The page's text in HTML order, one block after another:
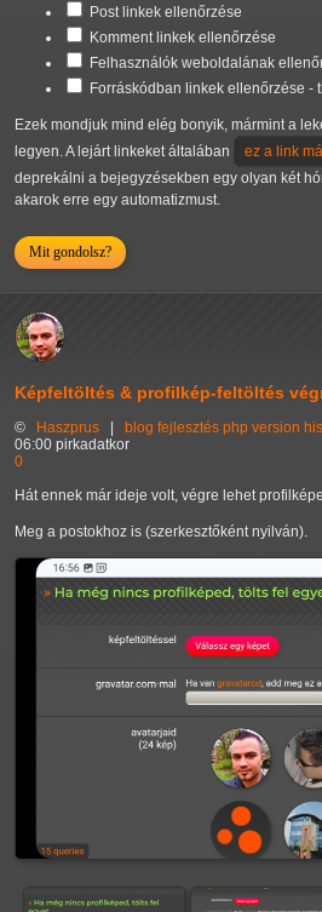
Post linkek ellenőrzése
Komment linkek ellenőrzése
Felhasználók weboldalának
Forráskódban linkek ellenőrzése -
Ezek mondjuk mind elég bonyik, mármint a
legyen. A lejárt linkeket általában
deprekálni a bejegyzésekben egy olyan két
akarok erre egy automatizmust.
Mit gondolsz?
Képfeltöltés & profilkép-feltöltés
© Haszprus blog fejlesztés php version
06:00 pirkadatkor
0
Hát ennek már ideje volt, végre lehet
Meg a postokhoz is (szerkesztőként nyilván).